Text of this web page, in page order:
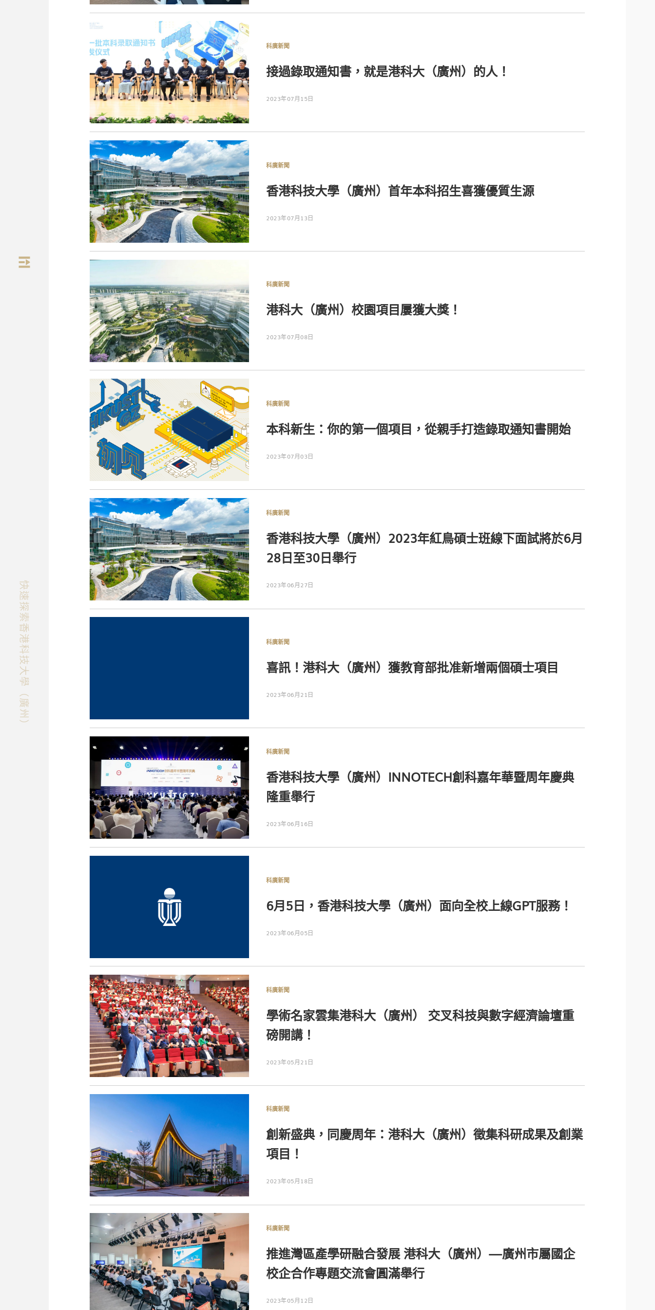
快速探索香港科技大學（廣州）
科廣新聞
接過錄取通知書，就是港科大（廣州）的人！
2023年07月15日
科廣新聞
香港科技大學（廣州）首年本科招生喜獲優質生源
2023年07月13日
科廣新聞
港科大（廣州）校園項目屢獲大獎！
2023年07月08日
科廣新聞
本科新生：你的第一個項目，從親手打造錄取通知書開始
2023年07月03日
科廣新聞
香港科技大學（廣州）2023年紅鳥碩士班線下面試將於6月
28日至30日舉行
2023年06月27日
科廣新聞
喜訊！港科大（廣州）獲教育部批准新增兩個碩士項目
2023年06月21日
科廣新聞
香港科技大學（廣州）INNOTECH創科嘉年華暨周年慶典
隆重舉行
2023年06月16日
科廣新聞
6月5日，香港科技大學（廣州）面向全校上線GPT服務！
2023年06月05日
科廣新聞
學術名家雲集港科大（廣州） 交叉科技與數字經濟論壇重
磅開講！
2023年05月21日
科廣新聞
創新盛典，同慶周年：港科大（廣州）徵集科研成果及創業
項目！
2023年05月18日
科廣新聞
推進灣區產學研融合發展 港科大（廣州）—廣州市屬國企
校企合作專題交流會圓滿舉行
2023年05月12日